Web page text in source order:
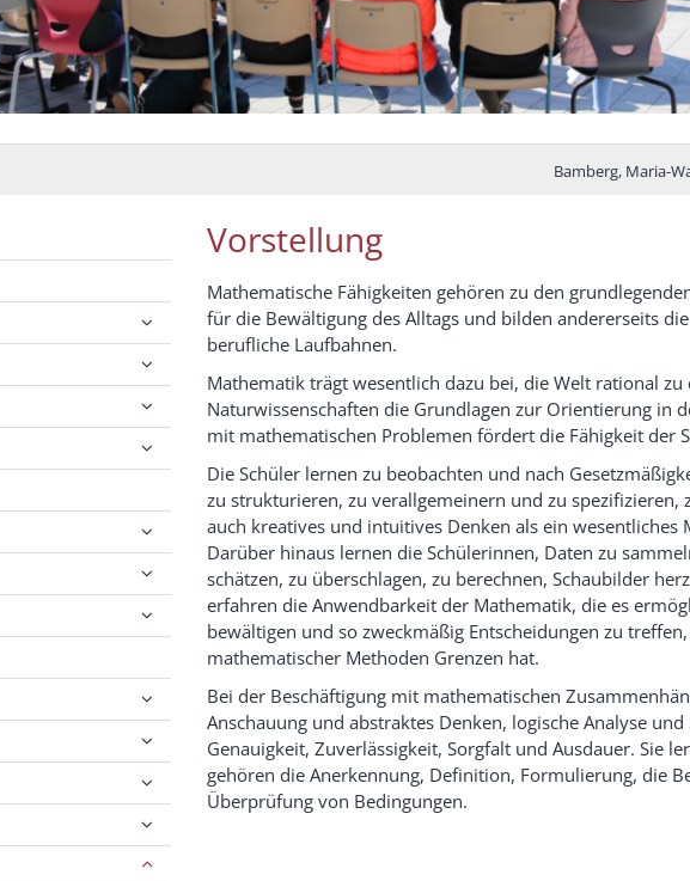
Bamberg, Maria-
Vorstellung
Mathematische Fähigkeiten gehören zu den
für die Bewältigung des Alltags und bilden andererseits
berufliche Laufbahnen.
Mathematik trägt wesentlich dazu bei, die Welt rational
Naturwissenschaften die Grundlagen zur Orientierung in
mit mathematischen Problemen fördert die Fähigkeit der
Die Schüler lernen zu beobachten und nach
zu strukturieren, zu verallgemeinern und zu
auch kreatives und intuitives Denken als ein
Darüber hinaus lernen die Schülerinnen, Daten zu
schätzen, zu überschlagen, zu berechnen, Schaubilder
erfahren die Anwendbarkeit der Mathematik, die es
bewältigen und so zweckmäßig Entscheidungen zu
mathematischer Methoden Grenzen hat.
Bei der Beschäftigung mit mathematischen
Anschauung und abstraktes Denken, logische Analyse
Genauigkeit, Zuverlässigkeit, Sorgfalt und Ausdauer. Sie
gehören die Anerkennung, Definition, Formulierung, die
Überprüfung von Bedingungen.